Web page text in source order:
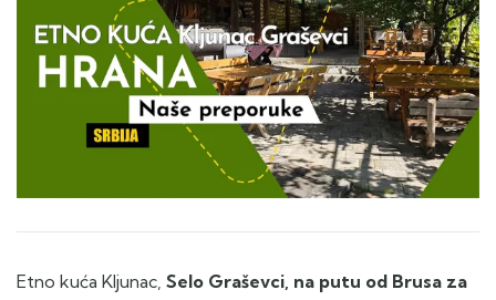
Etno kuća Kljunac, Selo Graševci, na putu od Brusa za